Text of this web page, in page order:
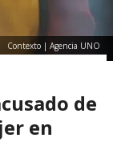
Contexto | Agencia UNO
de
en